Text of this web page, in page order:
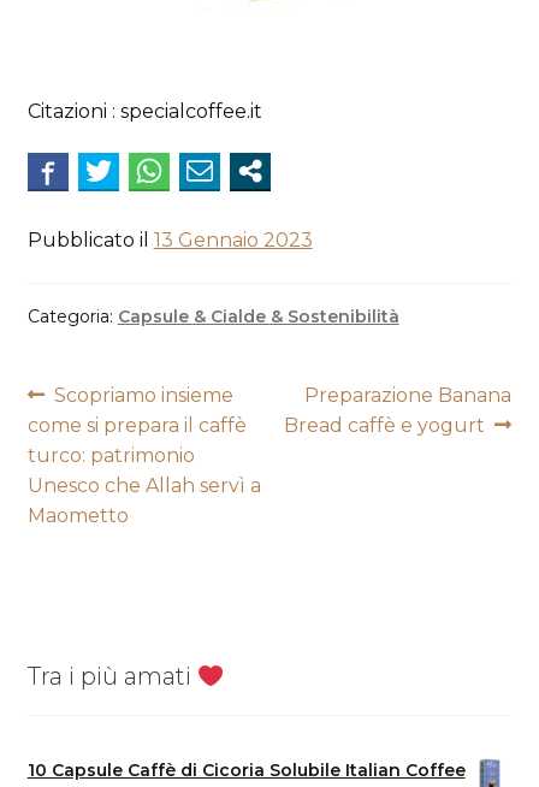
Citazioni : specialcoffee.it
Pubblicato il 13 Gennaio 2023
Categoria: Capsule & Cialde & Sostenibilità
Navigazione
articoli
Articolo
precedente:
Scopriamo insieme
come si prepara il caffè
turco: patrimonio
Unesco che Allah servì a
Maometto
Articolo
successivo:
Preparazione Banana
Bread caffè e yogurt
Tra i più amati
10 Capsule Caffè di Cicoria Solubile Italian Coffee